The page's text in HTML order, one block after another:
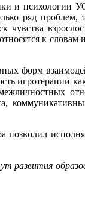
и
ряд
чувства
к
форм
игротерапии
позволил
развития